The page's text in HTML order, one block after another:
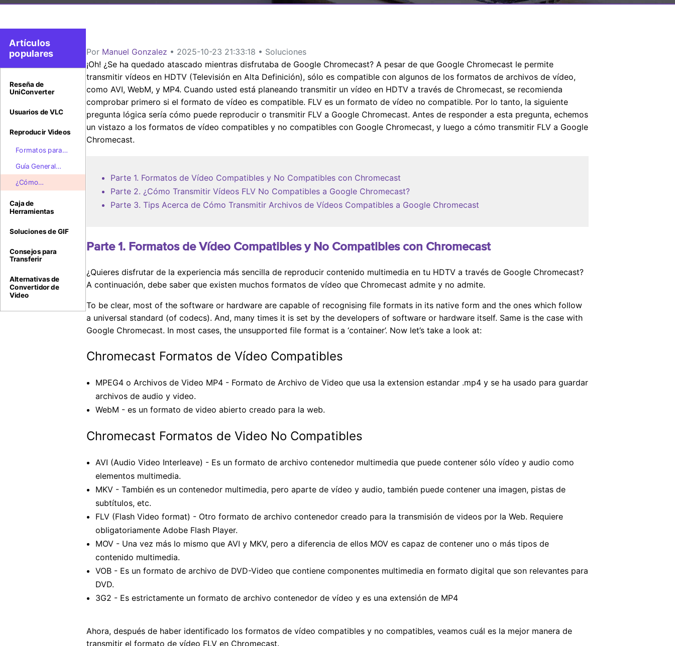
Artículos
populares
Reseña de
UniConverter
Usuarios de VLC
Reproducir Videos
Formatos para
Ver en TV con
Mejor
Reproductor en
2026
Guía General
para Reproducir
en Sony TV
¿Cómo
Transmitir FLV a
TV con Google
Chromecast?
Caja de
Herramientas
Soluciones de GIF
Consejos para
Transferir
Alternativas de
Convertidor de
Video
Por Manuel Gonzalez • 2025-10-23 21:33:18 • Soluciones
¡Oh! ¿Se ha quedado atascado mientras disfrutaba de Google Chromecast? A pesar de que Google Chromecast le permite
transmitir vídeos en HDTV (Televisión en Alta Definición), sólo es compatible con algunos de los formatos de archivos de vídeo,
como AVI, WebM, y MP4. Cuando usted está planeando transmitir un vídeo en HDTV a través de Chromecast, se recomienda
comprobar primero si el formato de vídeo es compatible. FLV es un formato de vídeo no compatible. Por lo tanto, la siguiente
pregunta lógica sería cómo puede reproducir o transmitir FLV a Google Chromecast. Antes de responder a esta pregunta, echemos
un vistazo a los formatos de vídeo compatibles y no compatibles con Google Chromecast, y luego a cómo transmitir FLV a Google
Chromecast.
Parte 1. Formatos de Vídeo Compatibles y No Compatibles con Chromecast
Parte 2. ¿Cómo Transmitir Vídeos FLV No Compatibles a Google Chromecast?
Parte 3. Tips Acerca de Cómo Transmitir Archivos de Vídeos Compatibles a Google Chromecast
Parte 1. Formatos de Vídeo Compatibles y No Compatibles con Chromecast
¿Quieres disfrutar de la experiencia más sencilla de reproducir contenido multimedia en tu HDTV a través de Google Chromecast?
A continuación, debe saber que existen muchos formatos de vídeo que Chromecast admite y no admite.
To be clear, most of the software or hardware are capable of recognising file formats in its native form and the ones which follow
a universal standard (of codecs). And, many times it is set by the developers of software or hardware itself. Same is the case with
Google Chromecast. In most cases, the unsupported file format is a ‘container’. Now let’s take a look at:
Chromecast Formatos de Vídeo Compatibles
MPEG4 o Archivos de Video MP4 - Formato de Archivo de Video que usa la extension estandar .mp4 y se ha usado para guardar
archivos de audio y video.
WebM - es un formato de video abierto creado para la web.
Chromecast Formatos de Video No Compatibles
AVI (Audio Video Interleave) - Es un formato de archivo contenedor multimedia que puede contener sólo vídeo y audio como
elementos multimedia.
MKV - También es un contenedor multimedia, pero aparte de vídeo y audio, también puede contener una imagen, pistas de
subtítulos, etc.
FLV (Flash Video format) - Otro formato de archivo contenedor creado para la transmisión de videos por la Web. Requiere
obligatoriamente Adobe Flash Player.
MOV - Una vez más lo mismo que AVI y MKV, pero a diferencia de ellos MOV es capaz de contener uno o más tipos de
contenido multimedia.
VOB - Es un formato de archivo de DVD-Video que contiene componentes multimedia en formato digital que son relevantes para
DVD.
3G2 - Es estrictamente un formato de archivo contenedor de vídeo y es una extensión de MP4
Ahora, después de haber identificado los formatos de vídeo compatibles y no compatibles, veamos cuál es la mejor manera de
transmitir el formato de vídeo FLV en Chromecast.